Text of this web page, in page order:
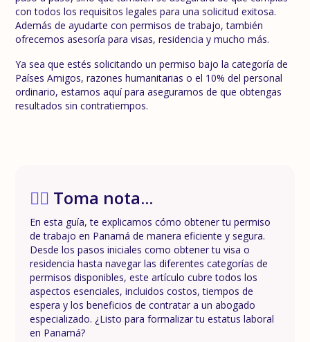
con todos los requisitos legales para una solicitud exitosa.
Además de ayudarte con permisos de trabajo, también
ofrecemos asesoría para visas, residencia y mucho más.
Ya sea que estés solicitando un permiso bajo la categoría de
Países Amigos, razones humanitarias o el 10% del personal
ordinario, estamos aquí para asegurarnos de que obtengas
resultados sin contratiempos.
✍🏼 Toma nota...
En esta guía, te explicamos cómo obtener tu permiso
de trabajo en Panamá de manera eficiente y segura.
Desde los pasos iniciales como obtener tu visa o
residencia hasta navegar las diferentes categorías de
permisos disponibles, este artículo cubre todos los
aspectos esenciales, incluidos costos, tiempos de
espera y los beneficios de contratar a un abogado
especializado. ¿Listo para formalizar tu estatus laboral
en Panamá?